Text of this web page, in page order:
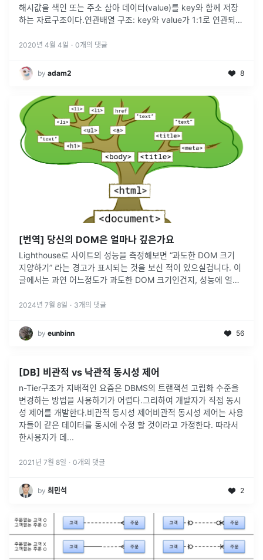
해시값을 색인 또는 주소 삼아 데이터(value)를 key와 함께 저장
하는 자료구조이다.연관배열 구조: key와 value가 1:1로 연관되어
2020년 4월 4일 · 0개의 댓글
by adam2 8
[번역] 당신의 DOM은 얼마나 깊은가요
Lighthouse로 사이트의 성능을 측정해보면 “과도한 DOM 크기
지양하기” 라는 경고가 표시되는 것을 보신 적이 있으실겁니다. 이
글에서는 과연 어느정도가 과도한 DOM 크기인건지, 성능에 얼마
2024년 7월 8일 · 3개의 댓글
by eunbinn 56
[DB] 비관적 vs 낙관적 동시성 제어
n-Tier구조가 지배적인 요즘은 DBMS의 트랜잭션 고립화 수준을
변경하는 방법을 사용하기가 어렵다.그리하여 개발자가 직접 동시
성 제어를 개발한다.비관적 동시성 제어비관적 동시성 제어는 사용
자들이 같은 데이터를 동시에 수정 할 것이라고 가정한다. 따라서
한사용자가 데...
2021년 7월 8일 · 0개의 댓글
by 최민석 2